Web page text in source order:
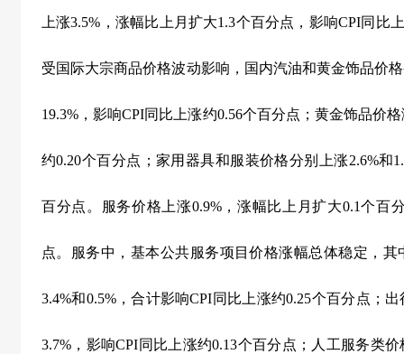
上涨3.5% ，涨幅比上月扩大1.3个百分点，影响CPI同比
受国际大宗商品价格波动影响，国内汽油和黄金饰品价
19.3% ，影响CPI同比上涨约0.56个百分点；黄金饰品价
约0.20个百分点；家用器具和服装价格分别上涨2.6%和
百分点。服务价格上涨0.9%，涨幅比上月扩大0.1个百
点。服务中，基本公共服务项目价格涨幅总体稳定，
3.4%和0.5%，合计影响CPI同比上涨约0.25个百分点；
3.7% ，影响CPI同比上涨约0.13个百分点；人工服务类